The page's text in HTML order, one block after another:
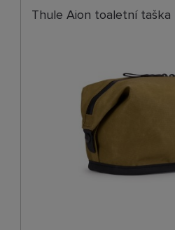
Thule Aion toaletní taška